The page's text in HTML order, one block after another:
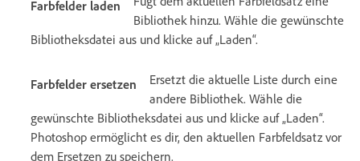
Farbfelder laden
Bibliothek hinzu. Wähle die gewünschte
Bibliotheksdatei aus und klicke auf „Laden“.
Farbfelder ersetzen
Ersetzt die aktuelle Liste durch eine
andere Bibliothek. Wähle die
gewünschte Bibliotheksdatei aus und klicke auf „Laden“.
Photoshop ermöglicht es dir, den aktuellen Farbfeldsatz vor
dem Ersetzen zu speichern.